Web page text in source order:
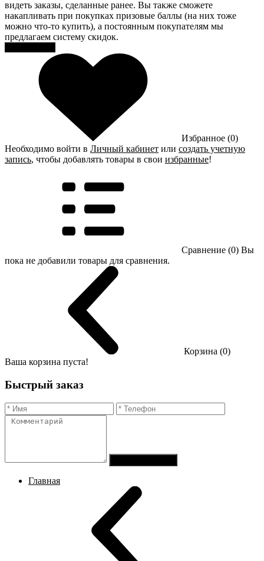
видеть заказы, сделанные ранее. Вы также сможете
накапливать при покупках призовые баллы (на них тоже
можно что-то купить), а постоянным покупателям мы
предлагаем систему скидок.
Избранное (0)
Необходимо войти в Личный кабинет или создать учетную
запись, чтобы добавлять товары в свои избранные!
Сравнение (0) Вы
пока не добавили товары для сравнения.
Корзина (0)
Ваша корзина пуста!
Быстрый заказ
Главная